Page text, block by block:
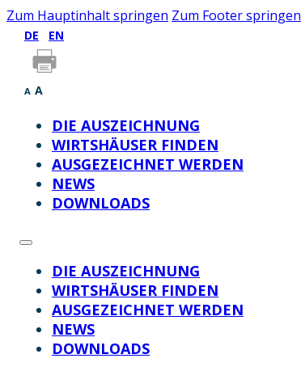
Zum Hauptinhalt springen Zum Footer springen
DE EN
A A
DIE AUSZEICHNUNG
WIRTSHÄUSER FINDEN
AUSGEZEICHNET WERDEN
NEWS
DOWNLOADS
DIE AUSZEICHNUNG
WIRTSHÄUSER FINDEN
AUSGEZEICHNET WERDEN
NEWS
DOWNLOADS